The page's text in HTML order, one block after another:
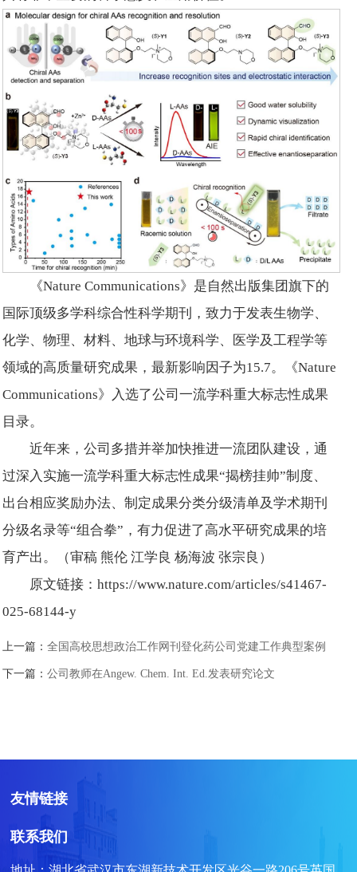
《Nature Communications》是自然出版集团旗下的
国际顶级多学科综合性科学期刊，致力于发表生物学、
化学、物理、材料、地球与环境科学、医学及工程学等
领域的高质量研究成果，最新影响因子为15.7。《Nature
Communications》入选了公司一流学科重大标志性成果
目录。
近年来，公司多措并举加快推进一流团队建设，通
过深入实施一流学科重大标志性成果“揭榜挂帅”制度、
出台相应奖励办法、制定成果分类分级清单及学术期刊
分级名录等“组合拳”，有力促进了高水平研究成果的培
育产出。（审稿 熊伦 江学良 杨海波 张宗良）
原文链接：https://www.nature.com/articles/s41467-
025-68144-y
上一篇：全国高校思想政治工作网刊登化药公司党建工作典型案例
下一篇：公司教师在Angew. Chem. Int. Ed.发表研究论文
友情链接
联系我们